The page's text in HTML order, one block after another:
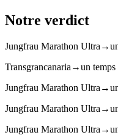
Notre verdict
Jungfrau Marathon Ultra →
Transgrancanaria →un temps
Jungfrau Marathon Ultra →
Jungfrau Marathon Ultra →
Jungfrau Marathon Ultra →